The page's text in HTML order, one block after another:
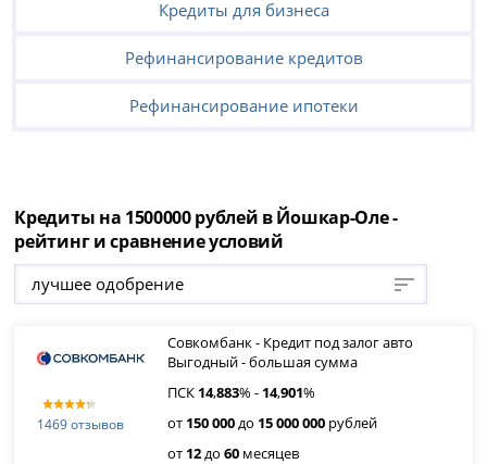
Кредиты для бизнеса
Рефинансирование кредитов
Рефинансирование ипотеки
Кредиты на 1500000 рублей в Йошкар-Оле -
рейтинг и сравнение условий
лучшее одобрение
1469 отзывов
Совкомбанк - Кредит под залог авто
Выгодный - большая сумма
ПСК 14,883% - 14,901%
от 150 000до 15 000 000 рублей
от 12до60 месяцев